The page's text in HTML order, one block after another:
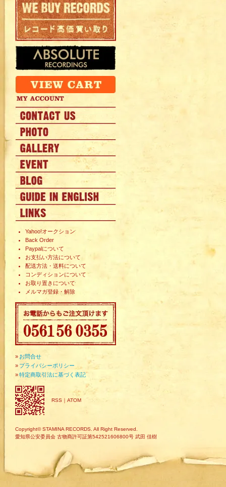
Yahoo!オークション
Back Order
Paypalについて
お支払い方法について
配送方法・送料について
コンディションについて
お取り置きについて
メルマガ登録・解除
» お問合せ
» プライバシーポリシー
»特定商取引法に基づく表記
RSS ｜ ATOM
Copyright© STAMINA RECORDS. All Right Reserved.
愛知県公安委員会 古物商許可証第542521606800号 武田 佳樹